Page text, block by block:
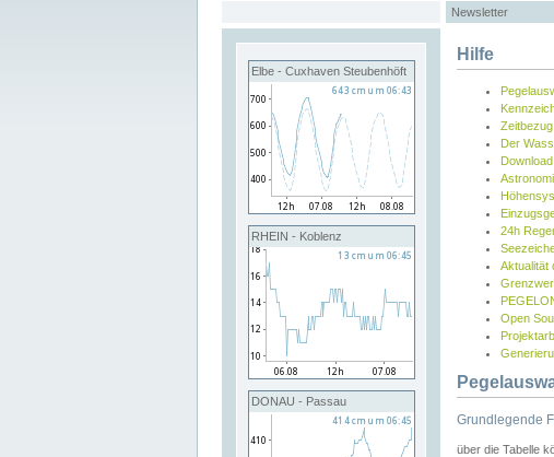
Newsletter
Elbe - Cuxhaven Steubenhöft
RHEIN - Koblenz
DONAU - Passau
Hilfe
Der
24h
Aktualität
Open
Grundlegende
über die Tabelle